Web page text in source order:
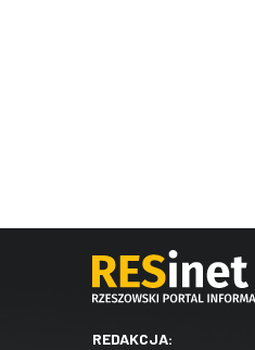
REDAKCJA: